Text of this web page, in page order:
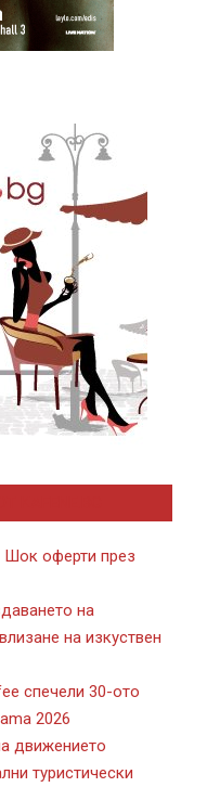
Шок оферти през
на
на изкуствен
спечели 30-ото
2026
движението
туристически